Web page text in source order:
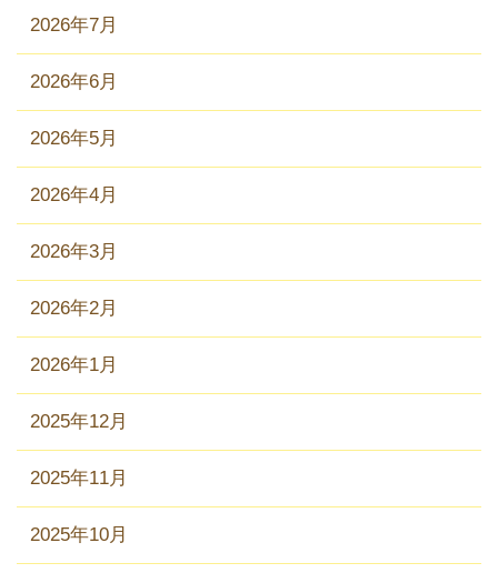
2026年7月
2026年6月
2026年5月
2026年4月
2026年3月
2026年2月
2026年1月
2025年12月
2025年11月
2025年10月